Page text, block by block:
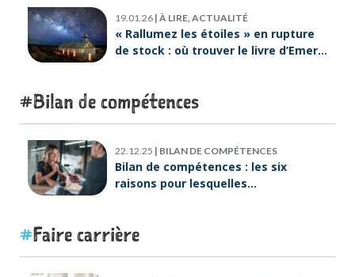
19.01.26 | À LIRE, ACTUALITÉ
« Rallumez les étoiles » en rupture
de stock : où trouver le livre d’Emeric
Bilan de compétences
22.12.25 | BILAN DE COMPÉTENCES
Bilan de compétences : les six
raisons pour lesquelles
Faire carrière